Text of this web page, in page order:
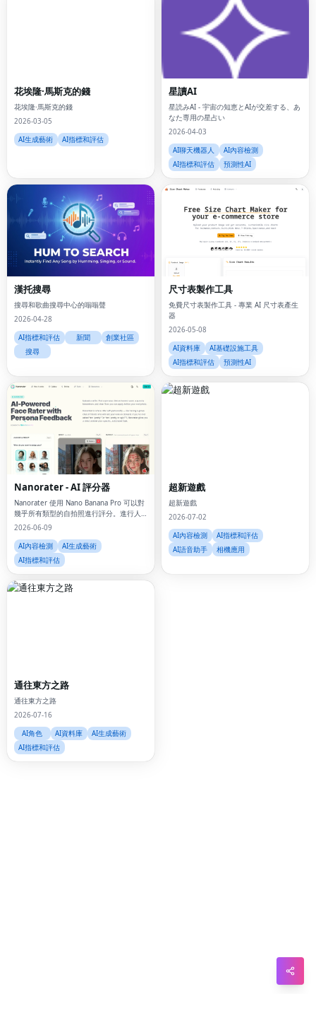
花埃隆·馬斯克的錢
花埃隆·馬斯克的錢
2026-03-05
AI生成藝術
AI指標和評估
星讀AI
星読みAI - 宇宙の知恵とAIが交差する、あ
なた専用の星占い
2026-04-03
AI聊天機器人
AI內容檢測
AI指標和評估
預測性AI
漢托搜尋
搜尋和歌曲搜尋中心的嗡嗡聲
2026-04-28
AI指標和評估
新聞
創業社區
搜尋
尺寸表製作工具
免費尺寸表製作工具 - 專業 AI 尺寸表產生
器
2026-05-08
AI資料庫
AI基礎設施工具
AI指標和評估
預測性AI
Nanorater - AI 評分器
Nanorater 使用 Nano Banana Pro 可以對
幾乎所有類型的自拍照進行評分。進行人
工智慧吸引力測試，或簡單地問“我漂亮
2026-06-09
AI內容檢測
AI生成藝術
AI指標和評估
超新遊戲
超新遊戲
2026-07-02
AI內容檢測
AI指標和評估
AI語音助手
相機應用
通往東方之路
通往東方之路
2026-07-16
AI角色
AI資料庫
AI生成藝術
AI指標和評估